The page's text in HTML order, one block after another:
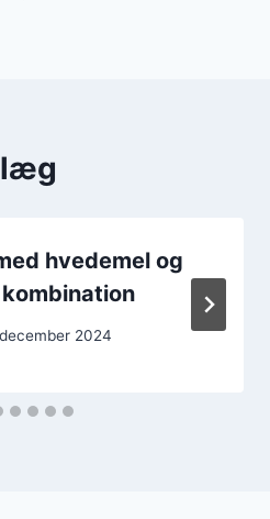
hvedemel og
2024